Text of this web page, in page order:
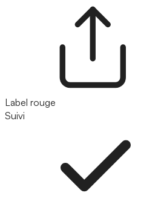
Label rouge
Suivi